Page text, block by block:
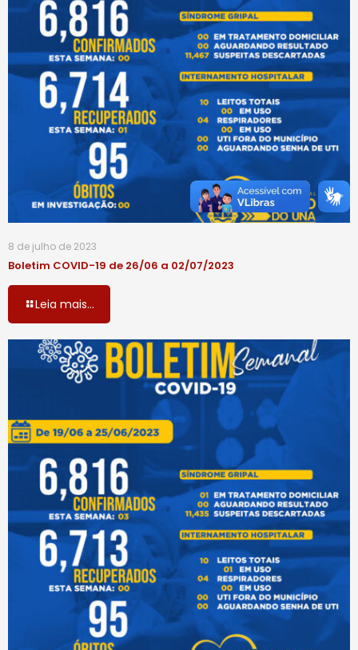
8 de julho de 2023
Boletim COVID-19 de 26/06 a 02/07/2023
Leia mais...